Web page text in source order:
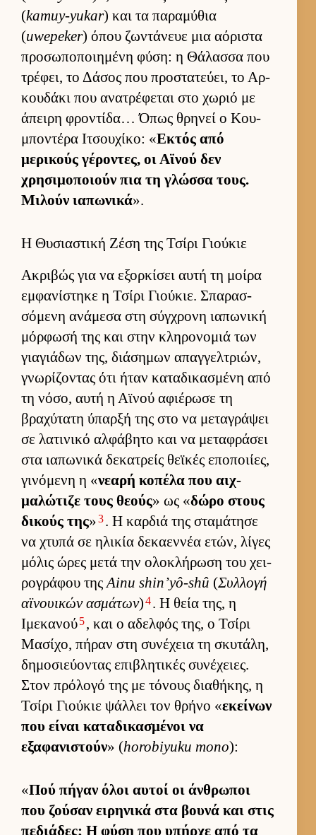
(kamuy-yukar) και τα παραμύθια
(uwepeker) όπου ζωντάνευε μια αόριστα
προσωποποι­ημένη φύση: η Θάλασσα που
τρέφει, το Δάσος που προστατεύ­ει, το Αρ­
κου­δάκι που ανατρέφεται στο χωριό με
άπειρη φροντίδα… Όπως θρηνεί ο Κου­
μποντέρα Ιτσου­χίκο: «Εκτός από
μερικούς γέροντες, οι Αϊνού δεν
χρησιμοποιούν πια τη γλώσσα τους.
Μιλούν ια­πωνικά».
Η Θυσιαστική Ζέση της Τσίρι Γιούκιε
Ακριβώς για να εξορ­κίσει αυτή τη μοίρα
εμ­φανίστηκε η Τσίρι Γιού­κιε. Σπαρασ­
σόμενη ανάμεσα στη σύγ­χρονη ια­πωνική
μόρ­φωσή της και στην κληρονομιά των
για­γιάδων της, διάσημων απαγ­γελ­τριών,
γνωρίζοντας ότι ήταν καταδικασμένη από
τη νόσο, αυτή η Αϊνού αφιέρωσε τη
βραχύτατη ύπαρξή της στο να μεταγράψει
σε λατινικό αλ­φάβητο και να μεταφράσει
στα ια­πωνικά δεκατρείς θεϊκές εποποι­ίες,
γινόμενη η «νεαρή κοπέλα που αιχ­
μαλώτιζε τους θεούς» ως «δώρο στους
δικούς της»3. Η καρ­διά της σταμάτησε
να χτυπά σε ηλικία δεκαεν­νέα ετών, λίγες
μόλις ώρες μετά την ολοκλήρωση του χει­
ρογράφου τηςAinu shin’yô-shû (Συλ­λογή
αϊνουι­κών ασμάτων)4. Η θεία της, η
Ιμεκανού5, και ο αδελ­φός της, ο Τσίρι
Μασίχο, πήραν στη συνέχεια τη σκυτάλη,
δημοσιεύ­οντας επιβλητικές συνέχειες.
Στον πρόλογό της με τόνους δια­θήκης, η
Τσίρι Γιού­κιε ψάλ­λει τον θρήνο «εκεί­νων
που εί­ναι καταδικασμένοι να
εξαφανιστούν» (horobiyuku mono):
«Πού πήγαν όλοι αυ­τοί οι άν­θρωποι
που ζού­σαν ει­ρηνικά στα βουνά και στις
πεδιάδες; Η φύση που υπήρχε από τα